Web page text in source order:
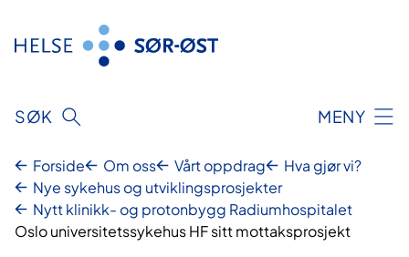
innhold
SØK MENY
Forside Om oss Vårt oppdrag
Hva gjør vi?
Nye sykehus og utviklingsprosjekter
Nytt klinikk- og protonbygg Radiumhospitalet
Oslo universitetssykehus HF sitt mottaksprosjekt